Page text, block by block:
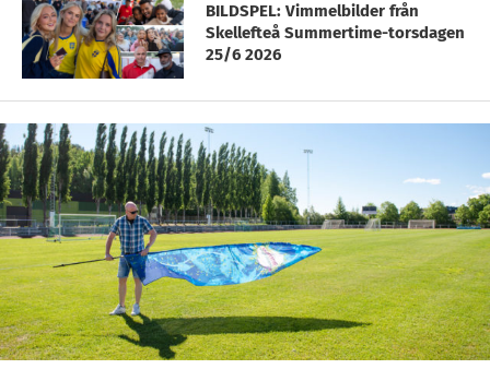
BILDSPEL: Vimmelbilder från
Skellefteå Summertime-torsdagen
25/6 2026